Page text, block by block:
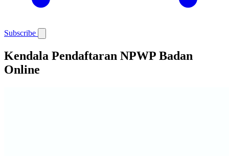
Subscribe
Kendala Pendaftaran NPWP Badan
Online